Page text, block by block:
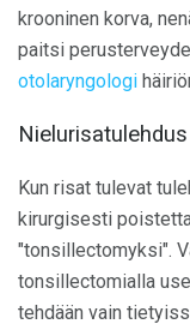
krooninen korva,
paitsi
otolaryngologi
Nielurisatulehdus
Kun risat tulevat
kirurgisesti
"tonsillectomyksi".
tonsillectomialla
tehdään vain